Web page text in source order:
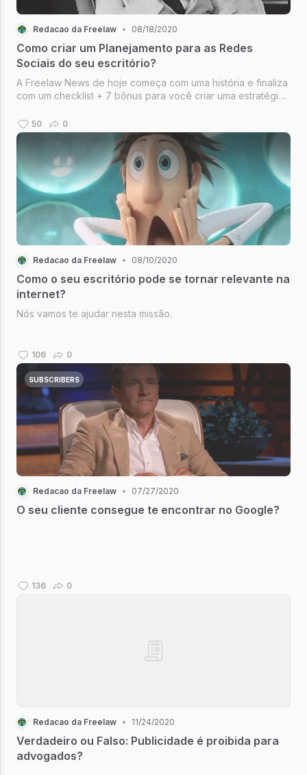
Redacao da Freelaw • 08/18/2020
Como criar um Planejamento para as Redes
Sociais do seu escritório?
A Freelaw News de hoje começa com uma história e finaliza
com um checklist + 7 bônus para você criar uma estratégia
imperdível - estão abertas as inscrições para a Semana do
Inbound Mark...
50 0
Redacao da Freelaw • 08/10/2020
Como o seu escritório pode se tornar relevante na
internet?
Nós vamos te ajudar nesta missão.
106 0
SUBSCRIBERS
Redacao da Freelaw • 07/27/2020
O seu cliente consegue te encontrar no Google?
136 0
Redacao da Freelaw • 11/24/2020
Verdadeiro ou Falso: Publicidade é proibida para
advogados?